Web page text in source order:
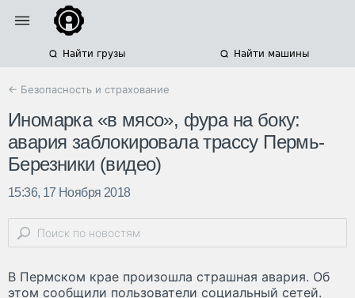
Найти грузы Найти машины
← Безопасность и страхование
Иномарка «в мясо», фура на боку:
авария заблокировала трассу Пермь-
Березники (видео)
15:36, 17 Ноября 2018
В Пермском крае произошла страшная авария. Об
этом сообщили пользователи социальный сетей.